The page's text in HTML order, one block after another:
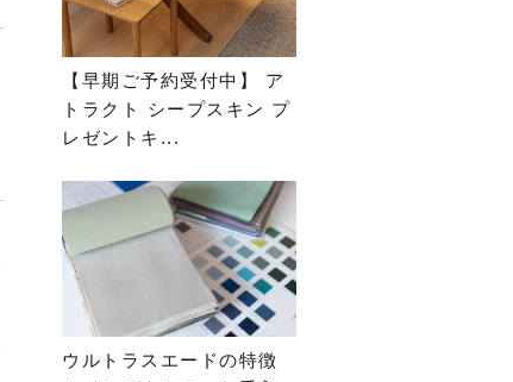
【早期ご予約受付中】 ア
トラクト シープスキン プ
レゼントキ...
ウルトラスエードの特徴